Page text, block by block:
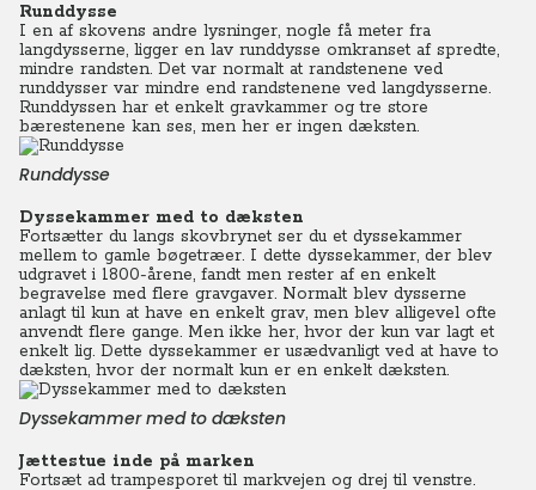
Runddysse
I en af skovens andre lysninger, nogle få meter fra
langdysserne, ligger en lav runddysse omkranset af spredte,
mindre randsten. Det var normalt at randstenene ved
runddysser var mindre end randstenene ved langdysserne.
Runddyssen har et enkelt gravkammer og tre store
bærestenene kan ses, men her er ingen dæksten.
Runddysse
Dyssekammer med to dæksten
Fortsætter du langs skovbrynet ser du et dyssekammer
mellem to gamle bøgetræer. I dette dyssekammer, der blev
udgravet i 1800-årene, fandt men rester af en enkelt
begravelse med flere gravgaver. Normalt blev dysserne
anlagt til kun at have en enkelt grav, men blev alligevel ofte
anvendt flere gange. Men ikke her, hvor der kun var lagt et
enkelt lig. Dette dyssekammer er usædvanligt ved at have to
dæksten, hvor der normalt kun er en enkelt dæksten.
Dyssekammer med to dæksten
Jættestue inde på marken
Fortsæt ad trampesporet til markvejen og drej til venstre.